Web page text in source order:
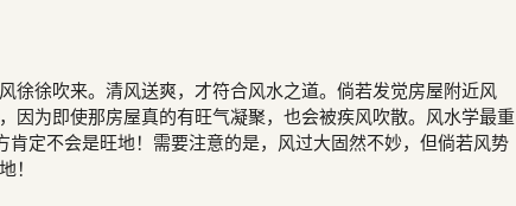
徐徐吹来。清风送爽，才符合风水之道。倘若发觉房屋附近风
因为即使那房屋真的有旺气凝聚，也会被疾风吹散。风水学最重
肯定不会是旺地！需要注意的是，风过大固然不妙，但倘若风势
！